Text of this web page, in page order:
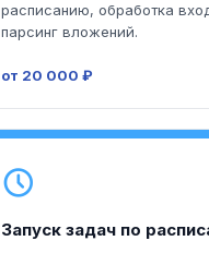
расписанию, обработка
парсинг вложений.
от 20 000 ₽
Запуск задач по